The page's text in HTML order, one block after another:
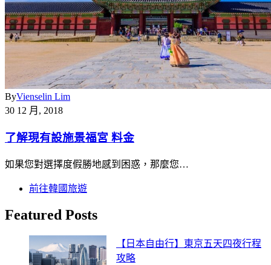
ByVienselin Lim
30 12 月, 2018
了解現有設施景福宮 料金
如果您對選擇度假勝地感到困惑，那麼您…
前往韓國旅遊
Featured Posts
【日本自由行】東京五天四夜行程
攻略